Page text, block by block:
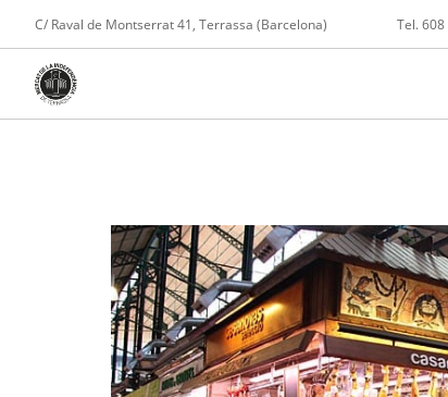
C/ Raval de Montserrat 41, Terrassa (Barcelona) Tel.